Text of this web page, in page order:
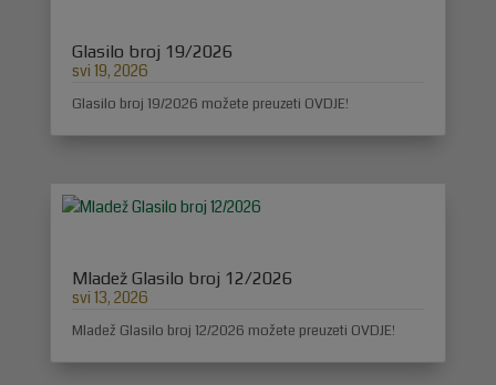
Glasilo broj 19/2026
svi 19, 2026
Glasilo broj 19/2026 možete preuzeti OVDJE!
Mladež Glasilo broj 12/2026
svi 13, 2026
Mladež Glasilo broj 12/2026 možete preuzeti OVDJE!